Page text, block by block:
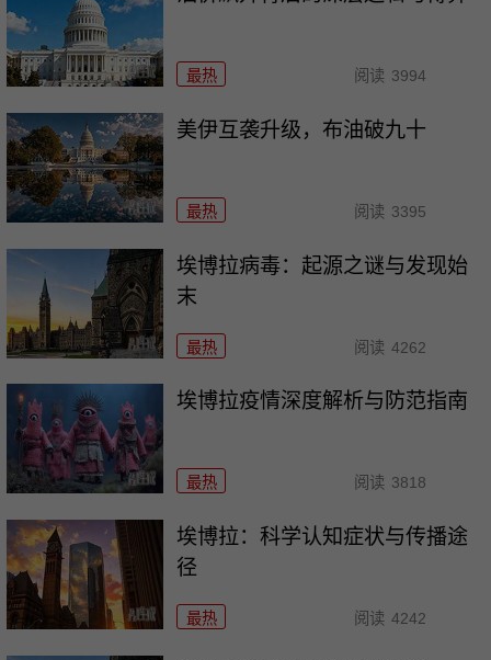
最热 阅读 3994
美伊互袭升级，布油破九十
最热 阅读 3395
埃博拉病毒：起源之谜与发现始
末
最热 阅读 4262
埃博拉疫情深度解析与防范指南
最热 阅读 3818
埃博拉：科学认知症状与传播途
径
最热 阅读 4242